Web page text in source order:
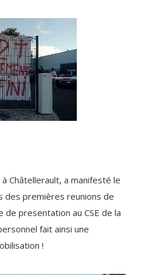
Châtellerault, a manifesté le
des premières reunions de
presentation au CSE de la
fait ainsi une
!